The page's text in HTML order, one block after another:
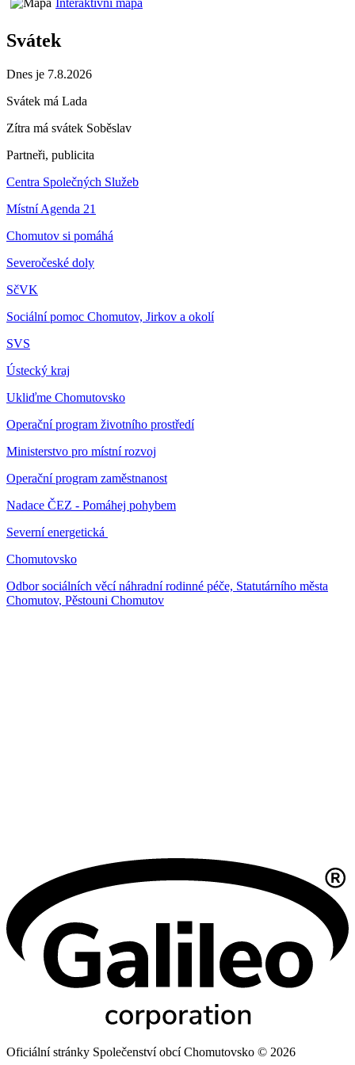
Interaktivní mapa
Svátek
Dnes je 7.8.2026
Svátek má Lada
Zítra má svátek Soběslav
Partneři, publicita
Centra Společných Služeb
Místní Agenda 21
Chomutov si pomáhá
Severočeské doly
SčVK
Sociální pomoc Chomutov, Jirkov a okolí
SVS
Ústecký kraj
Ukliďme Chomutovsko
Operační program životního prostředí
Ministerstvo pro místní rozvoj
Operační program zaměstnanost
Nadace ČEZ - Pomáhej pohybem
Severní energetická
Chomutovsko
Odbor sociálních věcí náhradní rodinné péče, Statutárního města
Chomutov, Pěstouni Chomutov
Oficiální stránky Společenství obcí Chomutovsko © 2026